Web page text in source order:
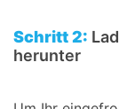
Schritt 2:
herunter